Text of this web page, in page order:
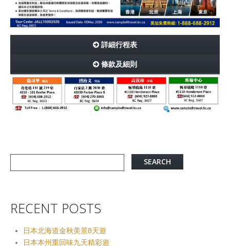
詳細行程表
條款及細則
RECENT POSTS
日本北海道金秋美景8天遊
日本本州重回味九天精彩遊